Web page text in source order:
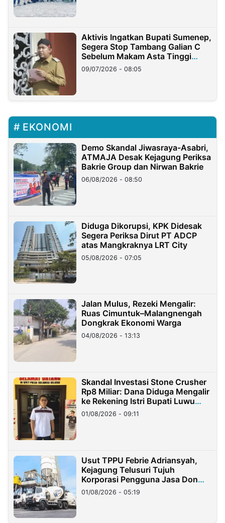
Aktivis Ingatkan Bupati Sumenep,
Segera Stop Tambang Galian C
Sebelum Makam Asta Tinggi
Longsor
09/07/2026 - 08:05
EKONOMI
Demo Skandal Jiwasraya-Asabri,
ATMAJA Desak Kejagung Periksa
Bakrie Group dan Nirwan Bakrie
06/08/2026 - 08:50
Diduga Dikorupsi, KPK Didesak
Segera Periksa Dirut PT ADCP
atas Mangkraknya LRT City
05/08/2026 - 07:05
Jalan Mulus, Rezeki Mengalir:
Ruas Cimuntuk–Malangnengah
Dongkrak Ekonomi Warga
04/08/2026 - 13:13
Skandal Investasi Stone Crusher
Rp8 Miliar: Dana Diduga Mengalir
ke Rekening Istri Bupati Luwu
Timur
01/08/2026 - 09:11
Usut TPPU Febrie Adriansyah,
Kejagung Telusuri Tujuh
Korporasi Pengguna Jasa Don
Ritto
01/08/2026 - 05:19